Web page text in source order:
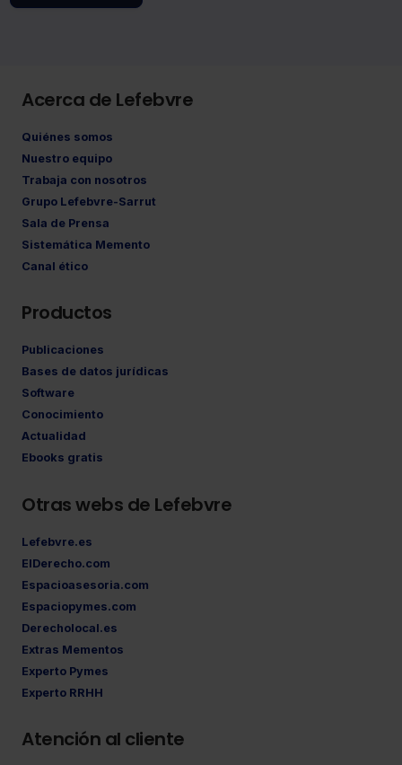
Acerca de Lefebvre
Quiénes somos
Nuestro equipo
Trabaja con nosotros
Grupo Lefebvre-Sarrut
Sala de Prensa
Sistemática Memento
Canal ético
Productos
Publicaciones
Bases de datos jurídicas
Software
Conocimiento
Actualidad
Ebooks gratis
Otras webs de Lefebvre
Lefebvre.es
ElDerecho.com
Espacioasesoria.com
Espaciopymes.com
Derecholocal.es
Extras Mementos
Experto Pymes
Experto RRHH
Atención al cliente